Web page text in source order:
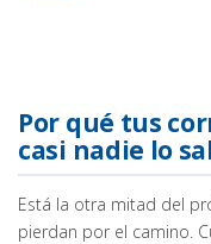
Por qué tus
casi nadie lo
Está la otra mitad del
pierdan por el camino.